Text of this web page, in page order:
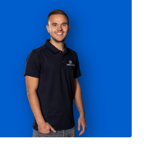
super potmachine
ca. 1440 - 3120 potten per uur